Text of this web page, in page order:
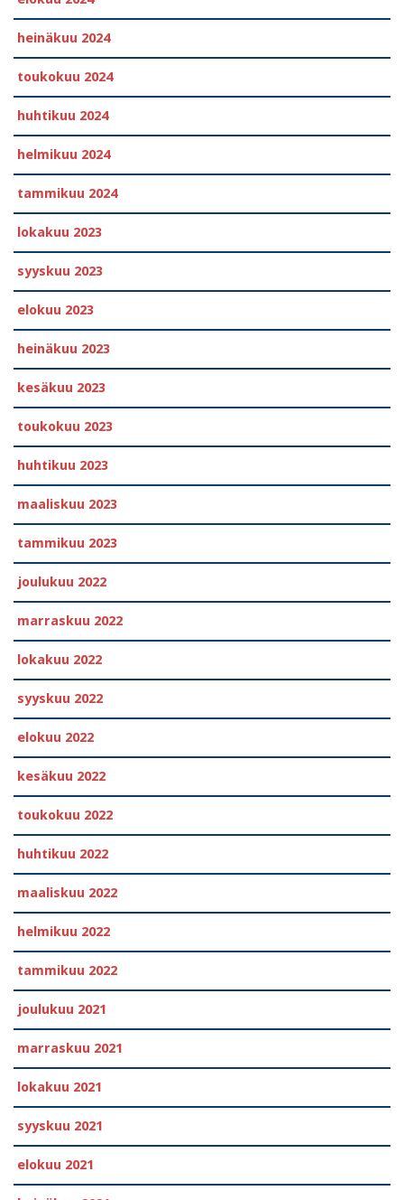
heinäkuu 2024
toukokuu 2024
huhtikuu 2024
helmikuu 2024
tammikuu 2024
lokakuu 2023
syyskuu 2023
elokuu 2023
heinäkuu 2023
kesäkuu 2023
toukokuu 2023
huhtikuu 2023
maaliskuu 2023
tammikuu 2023
joulukuu 2022
marraskuu 2022
lokakuu 2022
syyskuu 2022
elokuu 2022
kesäkuu 2022
toukokuu 2022
huhtikuu 2022
maaliskuu 2022
helmikuu 2022
tammikuu 2022
joulukuu 2021
marraskuu 2021
lokakuu 2021
syyskuu 2021
elokuu 2021